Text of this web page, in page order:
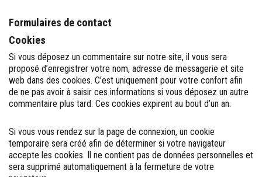
Formulaires de contact
Cookies
Si vous déposez un commentaire sur notre site, il vous sera
proposé d’enregistrer votre nom, adresse de messagerie et site
web dans des cookies. C’est uniquement pour votre confort afin
de ne pas avoir à saisir ces informations si vous déposez un autre
commentaire plus tard. Ces cookies expirent au bout d’un an.
Si vous vous rendez sur la page de connexion, un cookie
temporaire sera créé afin de déterminer si votre navigateur
accepte les cookies. Il ne contient pas de données personnelles et
sera supprimé automatiquement à la fermeture de votre